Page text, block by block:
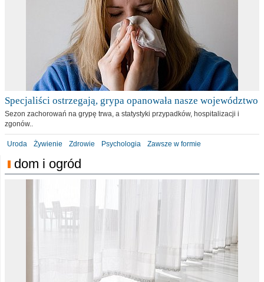
Specjaliści ostrzegają, grypa opanowała nasze województwo
Sezon zachorowań na grypę trwa, a statystyki przypadków, hospitalizacji i
zgonów..
Uroda Żywienie Zdrowie Psychologia Zawsze w formie
dom i ogród